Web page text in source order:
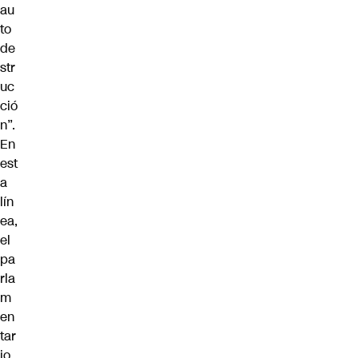
au
to
de
str
uc
ció
n”.
En
est
a
lín
ea,
el
pa
rla
m
en
tar